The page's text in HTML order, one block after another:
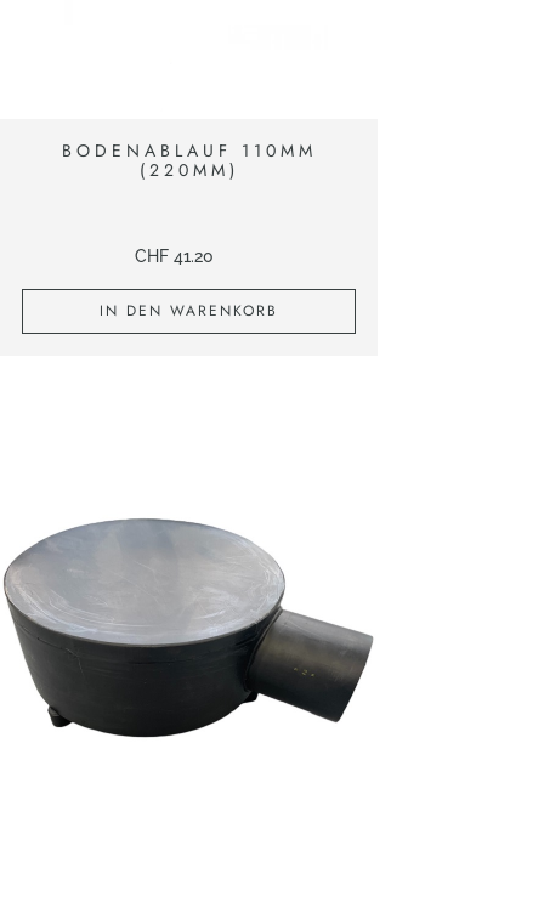
BODENABLAUF 110MM
(220MM)
CHF41.20
IN DEN WARENKORB